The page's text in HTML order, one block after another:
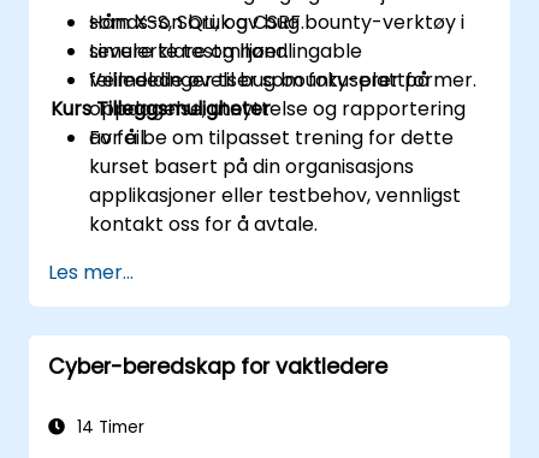
som XSS, SQLi, og CSRF.
Levere klare og handlingable
feilmeldinger til bug bounty-plattformer.
Hånds-on bruk av bug bounty-verktøy i
simulerte testmiljøer.
Veiledede øvelser som fokuserer på
oppdagelse, utnyttelse og rapportering
av feil.
Kurs Tilleggsmuligheter
For å be om tilpasset trening for dette
kurset basert på din organisasjons
applikasjoner eller testbehov, vennligst
kontakt oss for å avtale.
Les mer...
Cyber-beredskap for vaktledere
14 Timer